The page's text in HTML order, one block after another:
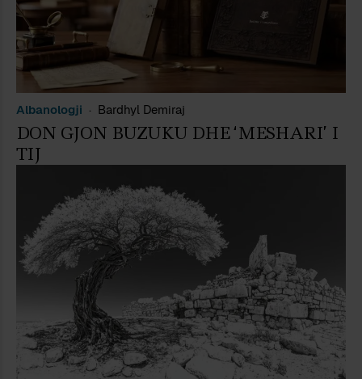
Albanologji Bardhyl Demiraj
DON GJON BUZUKU DHE ‘MESHARI’ I
TIJ